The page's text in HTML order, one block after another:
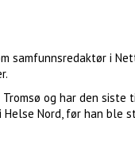
i
og har den
Helse Nord, før han